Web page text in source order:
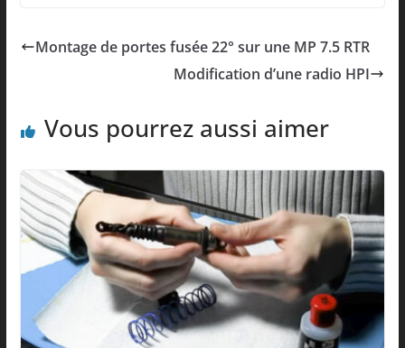
Montage de portes fusée 22° sur une MP 7.5 RTR
Modification d’une radio HPI
Vous pourrez aussi aimer